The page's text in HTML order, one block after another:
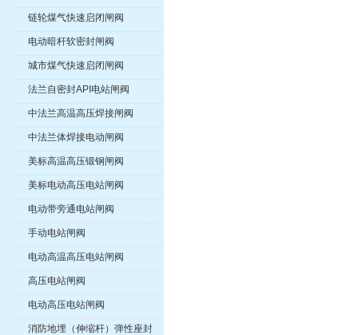
链轮煤气快速启闭闸阀
电动暗杆软密封闸阀
城市煤气快速启闭闸阀
法兰自密封API电站闸阀
中法兰高温高压焊接闸阀
中法兰体焊接电动闸阀
美标高温高压锻钢闸阀
美标电动高压电站闸阀
电动带旁通电站闸阀
手动电站闸阀
电动高温高压电站闸阀
高压电站闸阀
电动高压电站闸阀
消防地埋（伸缩杆）弹性座封